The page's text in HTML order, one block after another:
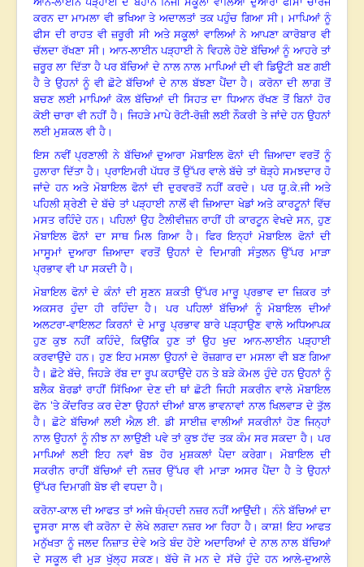
ਕਰਨ ਦਾ ਮਾਮਲਾ ਵੀ ਭਖਿਆ ਤੇ ਅਦਾਲਤਾਂ ਤਕ ਪਹੁੰਚ ਗਿਆ ਸੀ।ਮਾਪਿਆਂ ਨੂੰ
ਫੀਸ ਦੀ ਰਾਹਤ ਵੀ ਜ਼ਰੂਰੀ ਸੀ ਅਤੇ ਸਕੂਲਾਂ ਵਾਲਿਆਂ ਨੇ ਆਪਣਾ ਕਾਰੋਬਾਰ ਵੀ
ਚੱਲਦਾ ਰੱਖਣਾ ਸੀ। ਆਨ-ਲਾਈਨ ਪੜ੍ਹਾਈ ਨੇ ਵਿਹਲੇ ਹੋਏ ਬੱਚਿਆਂ ਨੂੰ ਆਹਰੇ ਤਾਂ
ਜ਼ਰੂਰ ਲਾ ਦਿੱਤਾ ਹੈ ਪਰ ਬੱਚਿਆਂ ਦੇ ਨਾਲ ਨਾਲ ਮਾਪਿਆਂ ਦੀ ਵੀ ਡਿਊਟੀ ਬਣ ਗਈ
ਹੈ ਤੇ ਉਹਨਾਂ ਨੂੰ ਵੀ ਛੋਟੇ ਬੱਚਿਆਂ ਦੇ ਨਾਲ ਬੱਝਣਾ ਪੈਂਦਾ ਹੈ । ਕਰੋਨਾ ਦੀ ਲਾਗ ਤੋਂ
ਬਚਣ ਲਈ ਮਾਪਿਆਂ ਕੋਲ ਬੱਚਿਆਂ ਦੀ ਸਿਹਤ ਦਾ ਧਿਆਨ ਰੱਖਣ ਤੋਂ ਬਿਨਾਂ ਹੋਰ
ਕੋਈ ਚਾਰਾ ਵੀ ਨਹੀਂ ਹੈ। ਜਿਹੜੇ ਮਾਪੇ ਰੋਟੀ-ਰੋਜ਼ੀ ਲਈ ਨੌਕਰੀ ਤੇ ਜਾਂਦੇ ਹਨ ਉਹਨਾਂ
ਲਈ ਮੁਸ਼ਕਲ ਵੀ ਹੈ ।
ਇਸ ਨਵੀਂ ਪ੍ਰਣਾਲੀ ਨੇ ਬੱਚਿਆਂ ਦੁਆਰਾ ਮੋਬਾਇਲ ਫੋਨਾਂ ਦੀ ਜ਼ਿਆਦਾ ਵਰਤੋਂ ਨੂੰ
ਹੁਲਾਰਾ ਦਿੱਤਾ ਹੈ । ਪ੍ਰਾਇਮਰੀ ਪੱਧਰ ਤੋਂ ਉੱਪਰ ਵਾਲੇ ਬੱਚੇ ਤਾਂ ਥੋੜ੍ਹੇ ਸਮਝਦਾਰ ਹੋ
ਜਾਂਦੇ ਹਨ ਅਤੇ ਮੋਬਾਇਲ ਫੋਨਾਂ ਦੀ ਦੁਰਵਰਤੋਂ ਨਹੀਂ ਕਰਦੇ । ਪਰ ਯੂ.ਕੇ.ਜੀ ਅਤੇ
ਪਹਿਲੀ ਸ਼੍ਰੇਣੀ ਦੇ ਬੱਚੇ ਤਾਂ ਪੜ੍ਹਾਈ ਨਾਲੋਂ ਵੀ ਜ਼ਿਆਦਾ ਖੇਡਾਂ ਅਤੇ ਕਾਰਟੂਨਾਂ ਵਿੱਚ
ਮਸਤ ਰਹਿੰਦੇ ਹਨ।ਪਹਿਲਾਂ ਉਹ ਟੈਲੀਵੀਜ਼ਨ ਰਾਹੀਂ ਹੀ ਕਾਰਟੂਨ ਵੇਖਦੇ ਸਨ, ਹੁਣ
ਮੋਬਾਇਲ ਫੋਨਾਂ ਦਾ ਸਾਥ ਮਿਲ ਗਿਆ ਹੈ। ਫਿਰ ਇਨ੍ਹਾਂ ਮੋਬਾਇਲ ਫੋਨਾਂ ਦੀ
ਮਾਸੂਮਾਂ ਦੁਆਰਾ ਜ਼ਿਆਦਾ ਵਰਤੋਂ ਉਹਨਾਂ ਦੇ ਦਿਮਾਗੀ ਸੰਤੁਲਨ ਉੱਪਰ ਮਾੜਾ
ਪ੍ਰਭਾਵ ਵੀ ਪਾ ਸਕਦੀ ਹੈ ।
ਮੋਬਾਇਲ ਫੋਨਾਂ ਦੇ ਕੰਨਾਂ ਦੀ ਸੁਣਨ ਸ਼ਕਤੀ ਉੱਪਰ ਮਾਰੂ ਪ੍ਰਭਾਵ ਦਾ ਜ਼ਿਕਰ ਤਾਂ
ਅਕਸਰ ਹੁੰਦਾ ਹੀ ਰਹਿੰਦਾ ਹੈ ।ਪਰ ਪਹਿਲਾਂ ਬੱਚਿਆਂ ਨੂੰ ਮੋਬਾਇਲ ਦੀਆਂ
ਅਲਟਰਾ-ਵਾਇਲਟ ਕਿਰਨਾਂ ਦੇ ਮਾਰੂ ਪ੍ਰਭਾਵ ਬਾਰੇ ਪੜ੍ਹਾਉਣ ਵਾਲੇ ਅਧਿਆਪਕ
ਹੁਣ ਕੁਝ ਨਹੀਂ ਕਹਿੰਦੇ, ਕਿਉਂਕਿ ਹੁਣ ਤਾਂ ਉਹ ਖੁਦ ਆਨ-ਲਾਈਨ ਪੜ੍ਹਾਈ
ਕਰਵਾਉਂਦੇ ਹਨ। ਹੁਣ ਇਹ ਮਸਲਾ ਉਹਨਾਂ ਦੇ ਰੋਜ਼ਗਾਰ ਦਾ ਮਸਲਾ ਵੀ ਬਣ ਗਿਆ
ਹੈ ।ਛੋਟੇ ਬੱਚੇ, ਜਿਹੜੇ ਰੱਬ ਦਾ ਰੂਪ ਕਹਾਉਂਦੇ ਹਨ ਤੇ ਬੜੇ ਕੋਮਲ ਹੁੰਦੇ ਹਨ ਉਹਨਾਂ ਨੂੰ
ਬਲੈਕ ਬੋਰਡਾਂ ਰਾਹੀਂ ਸਿੱਖਿਆ ਦੇਣ ਦੀ ਥਾਂ ਛੋਟੀ ਜਿਹੀ ਸਕਰੀਨ ਵਾਲੇ ਮੋਬਾਇਲ
ਫੋਨ ’ਤੇ ਕੇਂਦਰਿਤ ਕਰ ਦੇਣਾ ਉਹਨਾਂ ਦੀਆਂ ਬਾਲ ਭਾਵਨਾਵਾਂ ਨਾਲ ਖਿਲਵਾੜ ਦੇ ਤੁੱਲ
ਹੈ । ਛੋਟੇ ਬੱਚਿਆਂ ਲਈ ਐਲ਼ ਈ. ਡੀ ਸਾਈਜ਼ ਵਾਲੀਆਂ ਸਕਰੀਨਾਂ ਹੋਣ ਜਿਨ੍ਹਾਂ
ਨਾਲ ਉਹਨਾਂ ਨੂੰ ਨੀਝ ਨਾ ਲਾਉਣੀ ਪਵੇ ਤਾਂ ਕੁਝ ਹੱਦ ਤਕ ਕੰਮ ਸਰ ਸਕਦਾ ਹੈ।ਪਰ
ਮਾਪਿਆਂ ਲਈ ਇਹ ਨਵਾਂ ਬੋਝ ਹੋਰ ਮੁਸ਼ਕਲਾਂ ਪੈਦਾ ਕਰੇਗਾ।
ਮੋਬਾਇਲ ਦੀ
ਸਕਰੀਨ ਰਾਹੀਂ ਬੱਚਿਆਂ ਦੀ ਨਜ਼ਰ ਉੱਪਰ ਵੀ ਮਾੜਾ ਅਸਰ ਪੈਂਦਾ ਹੈ ਤੇ ਉਹਨਾਂ
ਉੱਪਰ ਦਿਮਾਗੀ ਬੋਝ ਵੀ ਵਧਦਾ ਹੈ ।
ਕਰੋਨਾ-ਕਾਲ ਦੀ ਆਫਤ ਤਾਂ ਅਜੇ ਥੰਮ੍ਹਦੀ ਨਜ਼ਰ ਨਹੀਂ ਆਉਂਦੀ। ਨੰਨੇ ਬੱਚਿਆਂ ਦਾ
ਦੂਸਰਾ ਸਾਲ ਵੀ ਕਰੋਨਾ ਦੇ ਲੇਖੇ ਲਗਦਾ ਨਜ਼ਰ ਆ ਰਿਹਾ ਹੈ।ਕਾਸ਼! ਇਹ ਆਫਤ
ਮਨੁੱਖਤਾ ਨੂੰ ਜਲਦ ਨਿਜ਼ਾਤ ਦੇਵੇ ਅਤੇ ਬੰਦ ਹੋਏ ਅਦਾਰਿਆਂ ਦੇ ਨਾਲ ਨਾਲ ਬੱਚਿਆਂ
ਦੇ ਸਕੂਲ ਵੀ ਮੁੜ ਖੁੱਲ੍ਹ ਸਕਣ। ਬੱਚੇ ਜੋ ਮਨ ਦੇ ਸੱਚੇ ਹੁੰਦੇ ਹਨ ਆਲੇ-ਦੁਆਲੇ